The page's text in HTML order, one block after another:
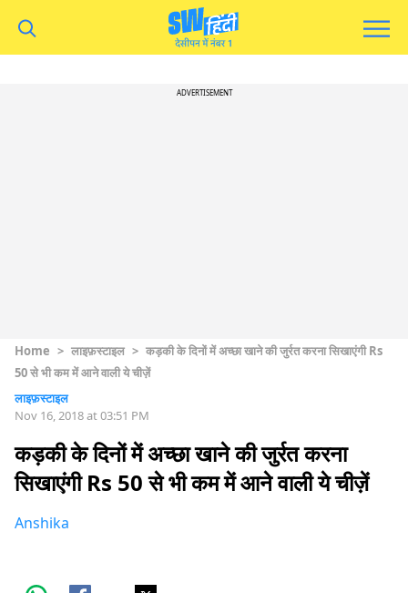
ADVERTISEMENT
Home > लाइफ़स्टाइल > कड़की के दिनों में अच्छा खाने की जुर्रत करना सिखाएंगी Rs
50 से भी कम में आने वाली ये चीज़ें
लाइफ़स्टाइल
Nov 16, 2018 at 03:51 PM
कड़की के दिनों में अच्छा खाने की जुर्रत करना
सिखाएंगी Rs 50 से भी कम में आने वाली ये चीज़ें
Anshika